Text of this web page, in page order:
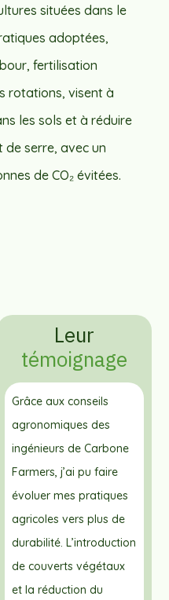
situées dans le
adoptées,
fertilisation
rotations, visent à
les sols et à réduire
de serre, avec un
de CO₂ évitées.
Leur
témoignage
Grâce aux conseils
agronomiques des
ingénieurs de Carbone
Farmers, j’ai pu faire
évoluer mes pratiques
agricoles vers plus de
durabilité. L’introduction
de couverts végétaux
et la réduction du